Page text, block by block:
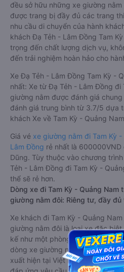
đều sở hữu những xe giường
được trang bị đầy đủ các trang
nhu cầu di chuyển của hành
khách Đạ Tẻh - Lâm Đồng Tam
trọng đến chất lượng dịch vụ,
đến trải nghiệm hoàn hảo cho
Xe Đạ Tẻh - Lâm Đồng Tam Kỳ -
nhất: Xe từ Đạ Tẻh - Lâm Đồng đi
giường nằm được đánh giá
đánh giá trung bình từ 3.7/5 dựa
khách Xe về Tam Kỳ - Quảng
Giá vé xe giường nằm đi Tam Kỳ
Lâm Đồng rẻ nhất là 600000VND
Dũng. Tùy thuộc vào chương
Tẻh - Lâm Đồng đi Tam Kỳ -
thể sẽ rẻ hơn.
Dòng xe đi Tam Kỳ - Quảng Nam
giường nằm đôi: Riêng tư, đầy đủ
Xe khách đi Tam Kỳ - Quảng
giường nằm đôi là loại xe đặc
kế như một phòng ngủ khách
dòng xe giường nằm cho cặp đôi
xuất hiện tại Việt Nam. Loại xe